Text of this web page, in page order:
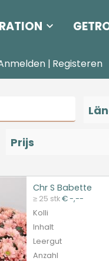
| Registeren
Prijs
Chr S Babette
≥ 25 stk€ -,--
Kolli
Inhalt
Leergut
Anzahl
te kunnen kopen.